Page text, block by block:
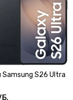
S26 Ultra